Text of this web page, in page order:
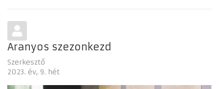
Aranyos szezonkezd
Szerkesztő
2023. év 9. hét